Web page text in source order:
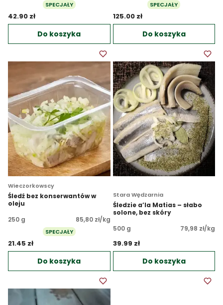
SPECJAŁY
42.90 zł
Do koszyka
SPECJAŁY
125.00 zł
Do koszyka
Wieczorkowscy
Śledź bez konserwantów w
oleju
250 g
85,80 zł/kg
SPECJAŁY
21.45 zł
Do koszyka
Stara Wędzarnia
Śledzie a’la Matias – słabo
solone, bez skóry
500 g
79,98 zł/kg
39.99 zł
Do koszyka